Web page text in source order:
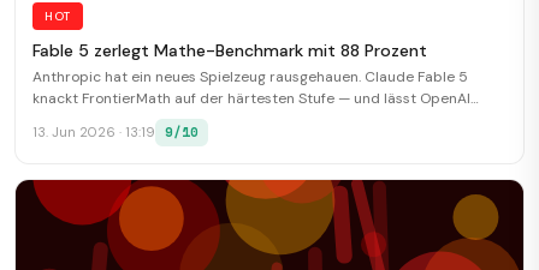
HOT
Fable 5 zerlegt Mathe-Benchmark mit 88 Prozent
Anthropic hat ein neues Spielzeug rausgehauen. Claude Fable 5
knackt FrontierMath auf der härtesten Stufe — und lässt OpenAI
13. Jun 2026 · 13:19 9/10